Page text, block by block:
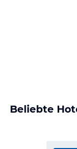
Beliebte